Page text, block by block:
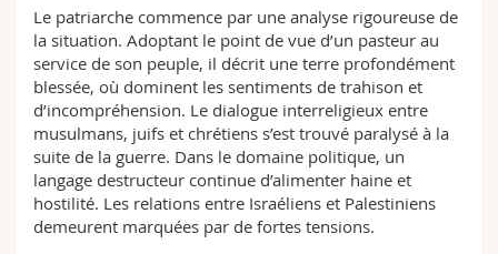
Le patriarche commence par une analyse rigoureuse de
la situation. Adoptant le point de vue d’un pasteur au
service de son peuple, il décrit une terre profondément
blessée, où dominent les sentiments de trahison et
d’incompréhension. Le dialogue interreligieux entre
musulmans, juifs et chrétiens s’est trouvé paralysé à la
suite de la guerre. Dans le domaine politique, un
langage destructeur continue d’alimenter haine et
hostilité. Les relations entre Israéliens et Palestiniens
demeurent marquées par de fortes tensions.